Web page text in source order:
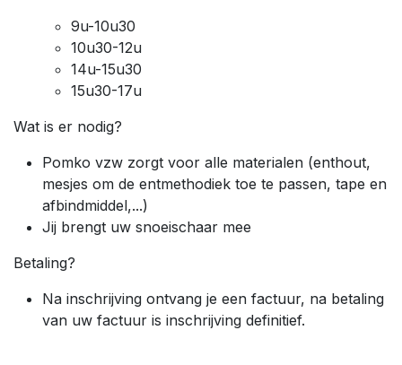
9u-10u30
10u30-12u
14u-15u30
15u30-17u
Wat is er nodig?
Pomko vzw zorgt voor alle materialen (enthout,
mesjes om de entmethodiek toe te passen, tape en
afbindmiddel,...)
Jij brengt uw snoeischaar mee
Betaling?
Na inschrijving ontvang je een factuur, na betaling
van uw factuur is inschrijving definitief.